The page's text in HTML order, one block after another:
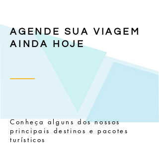
AGENDE SUA VIAGEM
AINDA HOJE
Conheça alguns dos nossos
principais destinos e pacotes
turísticos